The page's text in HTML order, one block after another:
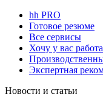
hh PRO
Готовое резюме
Все сервисы
Хочу у вас
Экспертная
Новости и статьи